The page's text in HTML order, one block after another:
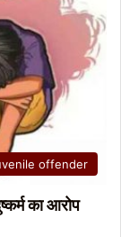
offender
का आरोप